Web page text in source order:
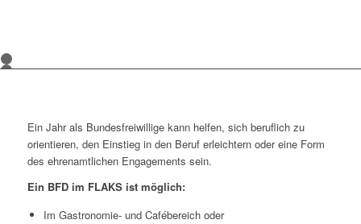
2
Ein Jahr als Bundesfreiwillige kann helfen, sich beruflich zu
orientieren, den Einstieg in den Beruf erleichtern oder eine Form
des ehrenamtlichen Engagements sein.
Ein BFD im FLAKS ist möglich:
Im Gastronomie- und Cafébereich oder